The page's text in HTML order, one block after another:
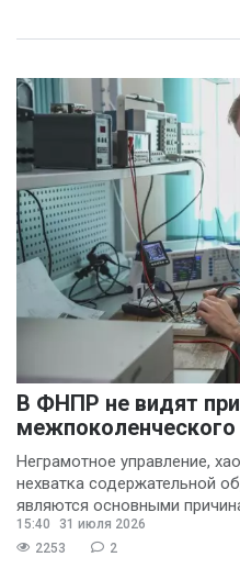
(4)
Вадим Большаков
Никита Бобриков
(3)
Попков Дмитрий
(3)
Василина Куклина
(2)
Галина Келехсаева
(2)
Денис Журавлев(2)
Евгений Сивайкин
(2)
Филин Сергей
Анна Бочарова
В ФНПР не видят
Неграмотное управление,
нехватка содержательной
являются основными
раздражения в
15:40
31 июля 2026
2253
2